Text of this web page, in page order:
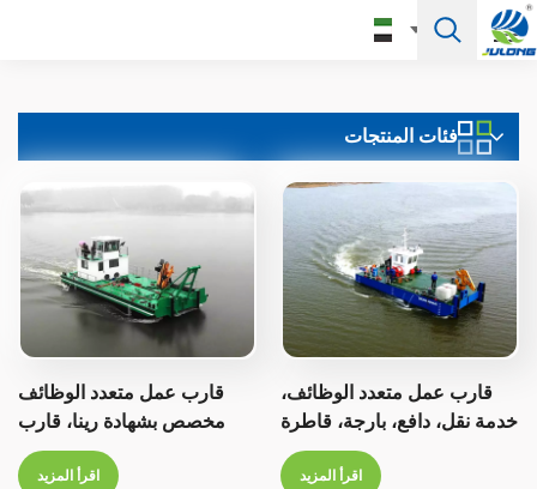
English
Pусский
Español
Português
Türkçe
العربية
فئات المنتجات
قارب عمل متعدد الوظائف،
خدمة نقل، دافع، بارجة، قاطرة
اقرأ المزيد
قارب عمل متعدد الوظائف
مخصص بشهادة رينا، قارب
سحب، قارب خدمة
اقرأ المزيد